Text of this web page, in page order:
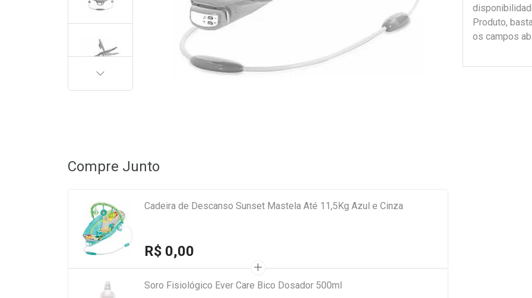
Produto,
os campos
PRÓXIMA
Compre Junto
Cadeira de Descanso Sunset Mastela Até 11,5Kg Azul e Cinza
R$ 0,00
Soro Fisiológico Ever Care Bico Dosador 500ml